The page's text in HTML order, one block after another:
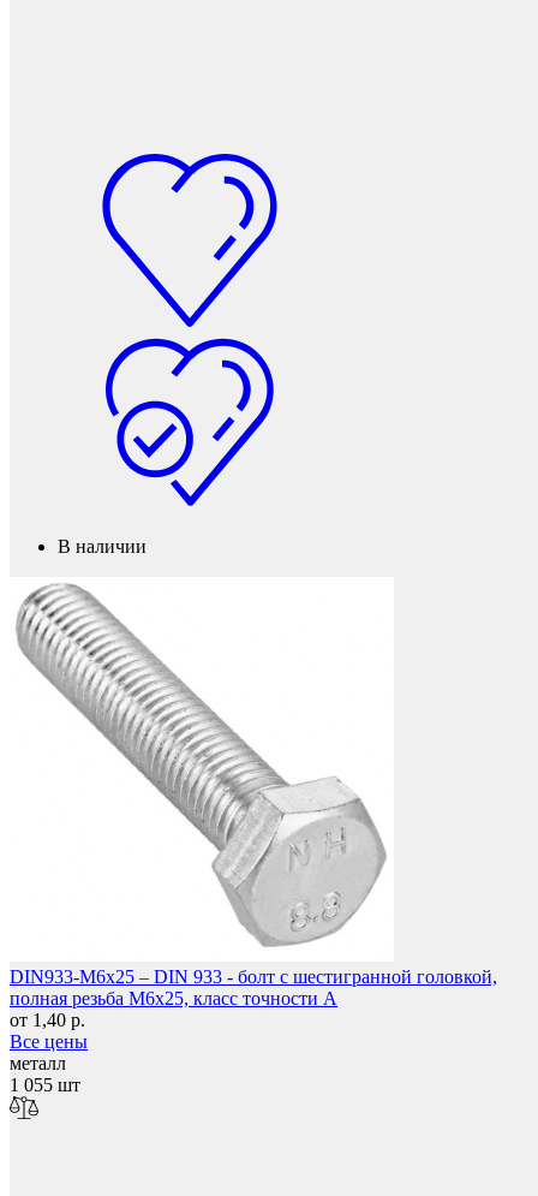
Мебельные колеса
В наличии
DIN933-M6x25 – DIN 933 - болт с шестигранной головкой,
полная резьба M6x25, класс точности A
от 1,40 р.
Все цены
металл
1 055 шт